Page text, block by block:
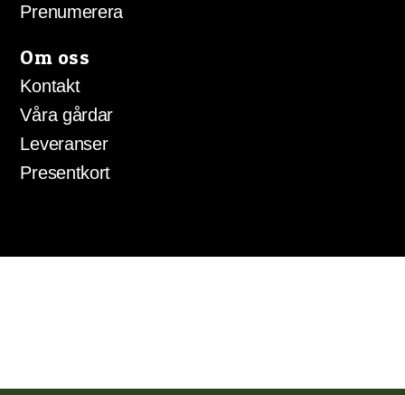
Prenumerera
Om oss
Kontakt
Våra gårdar
Leveranser
Presentkort